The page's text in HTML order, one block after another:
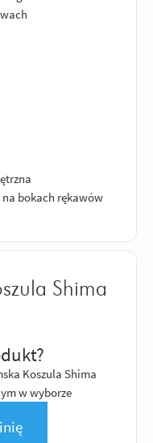
bokach rękawów
Shima
Koszula Shima
w wyborze